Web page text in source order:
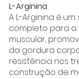
L-Arginina
A L-Arginina é
completo para
muscular,
da gordura
resistência nos
construção de